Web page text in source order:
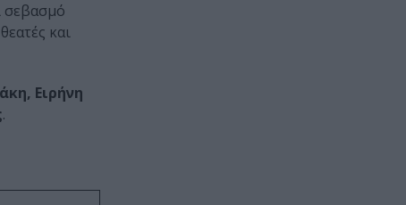
σεβασμό
και
Ειρήνη
.